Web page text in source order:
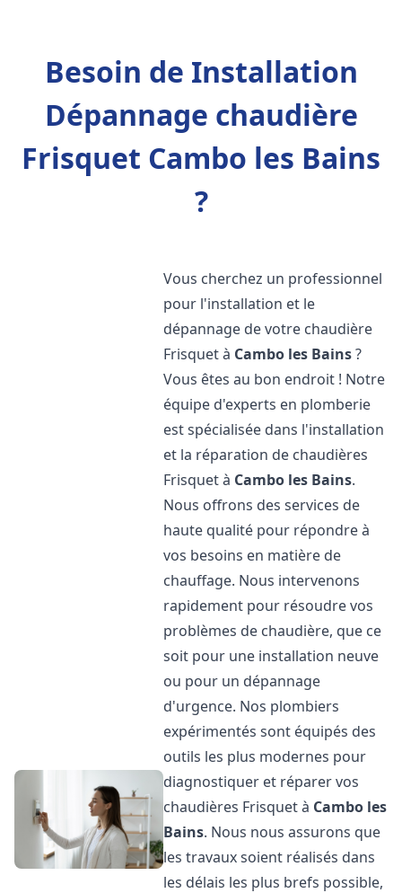
Besoin de Installation
Dépannage chaudière
Frisquet Cambo les Bains
?
Vous cherchez un professionnel
pour l'installation et le
dépannage de votre chaudière
Frisquet à Cambo les Bains?
Vous êtes au bon endroit ! Notre
équipe d'experts en plomberie
est spécialisée dans l'installation
et la réparation de chaudières
Frisquet à Cambo les Bains.
Nous offrons des services de
haute qualité pour répondre à
vos besoins en matière de
chauffage. Nous intervenons
rapidement pour résoudre vos
problèmes de chaudière, que ce
soit pour une installation neuve
ou pour un dépannage
d'urgence. Nos plombiers
expérimentés sont équipés des
outils les plus modernes pour
diagnostiquer et réparer vos
chaudières Frisquet à Cambo les
Bains. Nous nous assurons que
les travaux soient réalisés dans
les délais les plus brefs possible,